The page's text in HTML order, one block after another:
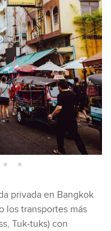
privada en Bangkok
los transportes más
Tuk-tuks) con